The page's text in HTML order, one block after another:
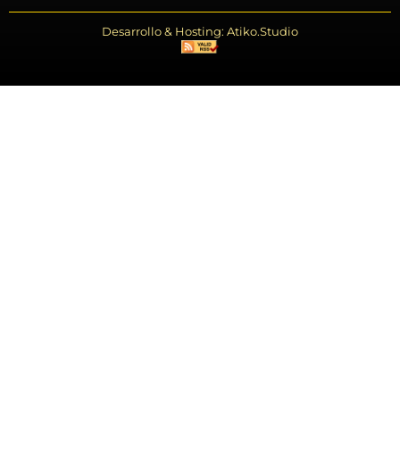
Desarrollo & Hosting: Atiko.Studio